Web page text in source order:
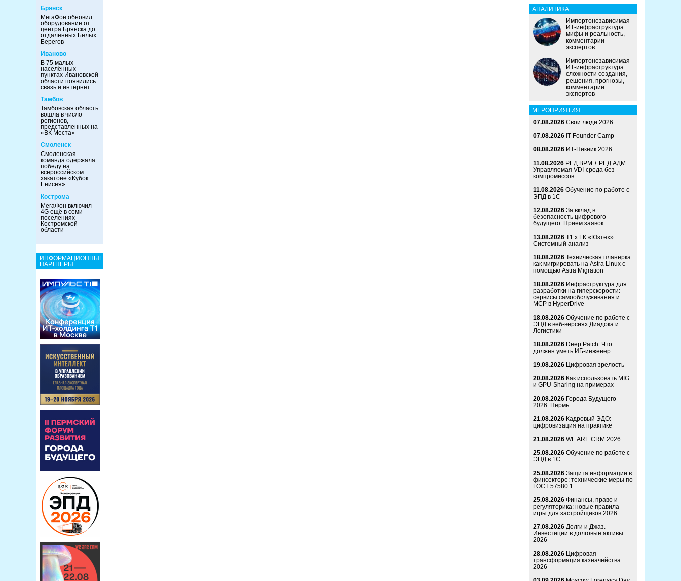
Брянск
МегаФон обновил
оборудование от
центра Брянска до
отдаленных Белых
Берегов
Иваново
В 75 малых
населённых
пунктах Ивановской
области появились
связь и интернет
Тамбов
Тамбовская область
вошла в число
регионов,
представленных на
«ВК Места»
Смоленск
Смоленская
команда одержала
победу на
всероссийском
хакатоне «Кубок
Енисея»
Кострома
МегаФон включил
4G ещё в семи
поселениях
Костромской
области
ИНФОРМАЦИОННЫЕ
ПАРТНЕРЫ
АНАЛИТИКА
Импортонезависимая
ИТ-инфраструктура:
мифы и реальность,
комментарии
экспертов
Импортонезависимая
ИТ-инфраструктура:
сложности создания,
решения, прогнозы,
комментарии
экспертов
МЕРОПРИЯТИЯ
07.08.2026 Свои люди 2026
07.08.2026 IT Founder Camp
08.08.2026 ИТ-Пикник 2026
11.08.2026 РЕД ВРМ + РЕД АДМ:
Управляемая VDI-среда без
компромиссов
11.08.2026 Обучение по работе с
ЭПД в 1С
12.08.2026 За вклад в
безопасность цифрового
будущего. Прием заявок
13.08.2026 Т1 x ГК «Юзтех»:
Системный анализ
18.08.2026 Техническая планерка:
как мигрировать на Astra Linux с
помощью Astra Migration
18.08.2026 Инфраструктура для
разработки на гиперскорости:
сервисы самообслуживания и
MCP в HyperDrive
18.08.2026 Обучение по работе с
ЭПД в веб-версиях Диадока и
Логистики
18.08.2026 Deep Patch: Что
должен уметь ИБ-инженер
19.08.2026 Цифровая зрелость
20.08.2026 Как использовать MIG
и GPU-Sharing на примерах
20.08.2026 Города Будущего
2026. Пермь
21.08.2026 Кадровый ЭДО:
цифровизация на практике
21.08.2026 WE ARE CRM 2026
25.08.2026 Обучение по работе с
ЭПД в 1С
25.08.2026 Защита информации в
финсекторе: технические меры по
ГОСТ 57580.1
25.08.2026 Финансы, право и
регуляторика: новые правила
игры для застройщиков 2026
27.08.2026 Долги и Джаз.
Инвестиции в долговые активы
2026
28.08.2026 Цифровая
трансформация казначейства
2026